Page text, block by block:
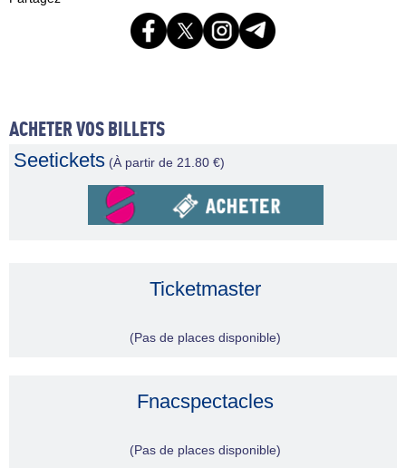
ACHETER VOS BILLETS
Seetickets (À partir de 21.80 €)
Ticketmaster
(Pas de places disponible)
Fnacspectacles
(Pas de places disponible)